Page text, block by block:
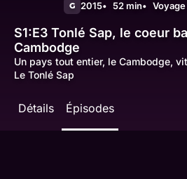
G 2015 52 min
S1:E3 Tonlé Sap, le coeur
Cambodge
Un pays tout entier, le Cambodge,
Le Tonlé Sap
Détails Épisodes